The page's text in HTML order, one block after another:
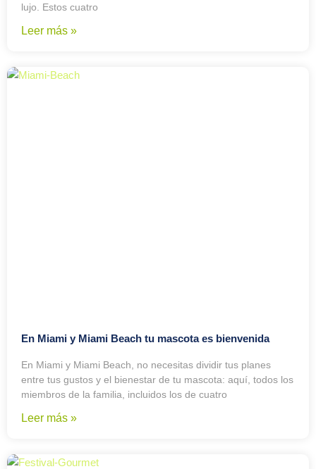
lujo. Estos cuatro
Leer más »
En Miami y Miami Beach tu mascota es bienvenida
En Miami y Miami Beach, no necesitas dividir tus planes
entre tus gustos y el bienestar de tu mascota: aquí, todos los
miembros de la familia, incluidos los de cuatro
Leer más »